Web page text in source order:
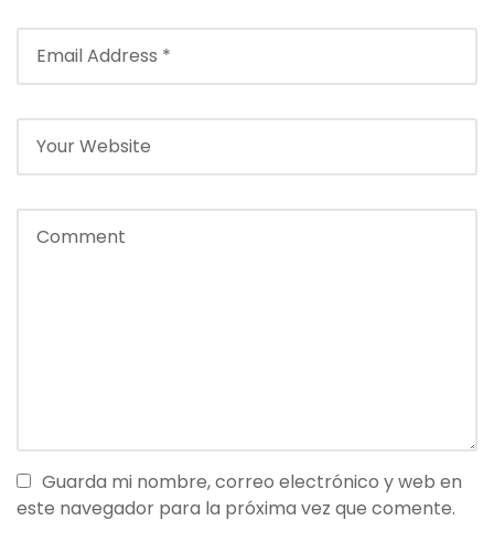
Guarda mi nombre, correo electrónico y web en
este navegador para la próxima vez que comente.